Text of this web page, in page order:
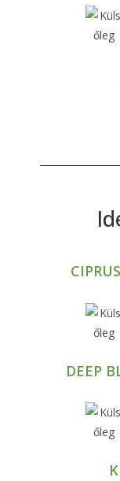
DEEP